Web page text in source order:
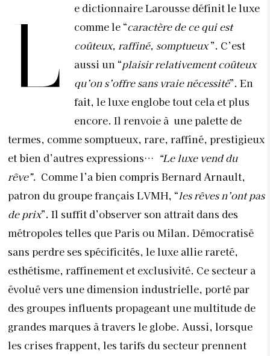
L
e dictionnaire Larousse définit le luxe
comme le “caractère de ce qui est
coûteux, raffiné, somptueux”. C’est
aussi un “plaisir relativement coûteux
qu’on s’offre sans vraie nécessité”. En
fait, le luxe englobe tout cela et plus
encore. Il renvoie à une palette de
termes, comme somptueux, rare, raffiné, prestigieux
et bien d’autres expressions… “Le luxe vend du
rêve”. Comme l’a bien compris Bernard Arnault,
patron du groupe français LVMH, “les rêves n’ont pas
de prix”. Il suffit d’observer son attrait dans des
métropoles telles que Paris ou Milan. Démocratisé
sans perdre ses spécificités, le luxe allie rareté,
esthétisme, raffinement et exclusivité. Ce secteur a
évolué vers une dimension industrielle, portépar
des groupes influents propageant une multitude de
grandes marques à travers le globe. Aussi, lorsque
les crises frappent, les tarifs du secteur prennent